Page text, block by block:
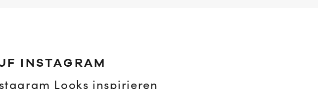
INSTAGRAM
Looks inspirieren